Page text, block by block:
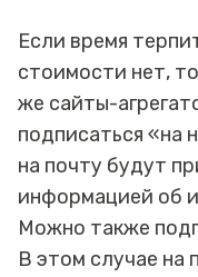
Если время
стоимости нет,
же сайты-
подписаться «на
на почту будут
информацией об
Можно также
В этом случае на